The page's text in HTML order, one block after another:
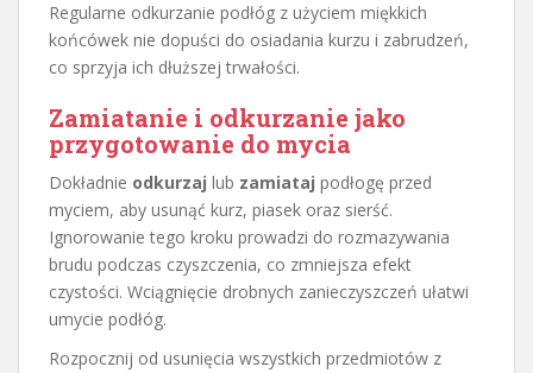
Regularne odkurzanie podłóg z użyciem miękkich
końcówek nie dopuści do osiadania kurzu i zabrudzeń,
co sprzyja ich dłuższej trwałości.
Zamiatanie i odkurzanie jako
przygotowanie do mycia
Dokładnie odkurzaj lub zamiataj podłogę przed
myciem, aby usunąć kurz, piasek oraz sierść.
Ignorowanie tego kroku prowadzi do rozmazywania
brudu podczas czyszczenia, co zmniejsza efekt
czystości. Wciągnięcie drobnych zanieczyszczeń ułatwi
umycie podłóg.
Rozpocznij od usunięcia wszystkich przedmiotów z